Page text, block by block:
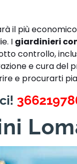
il più
I giardinieri
controllo,
e cura del
e procurarti